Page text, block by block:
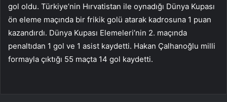
gol oldu. Türkiye’nin Hırvatistan ile oynadığı Dünya Kupası
ön eleme maçında bir frikik golü atarak kadrosuna 1 puan
kazandırdı. Dünya Kupası Elemeleri’nin 2. maçında
penaltıdan 1 gol ve 1 asist kaydetti. Hakan Çalhanoğlu milli
formayla çıktığı 55 maçta 14 gol kaydetti.